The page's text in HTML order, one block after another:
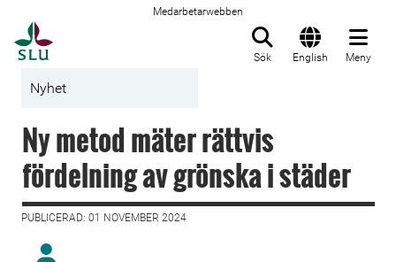
Medarbetarwebben
Sök English Meny
Nyhet
Ny metod mäter rättvis
fördelning av grönska i städer
PUBLICERAD: 01 NOVEMBER 2024